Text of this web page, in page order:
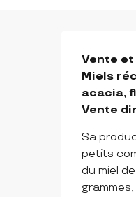
Vente
Miels
acacia,
Vente
Sa
petits
du miel